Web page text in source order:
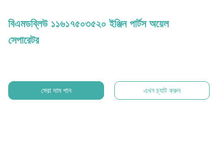
বিএমডব্লিউ ১১৬১৭৫০৩৫২০ ইঞ্জিন পার্টস অয়েল
সেপারেটর
সেরা দাম পান এখন চ্যাট করুন